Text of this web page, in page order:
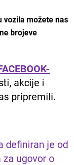
vozila možete nas
brojeve
akcije i
pripremili.
definiran je od
ugovor o